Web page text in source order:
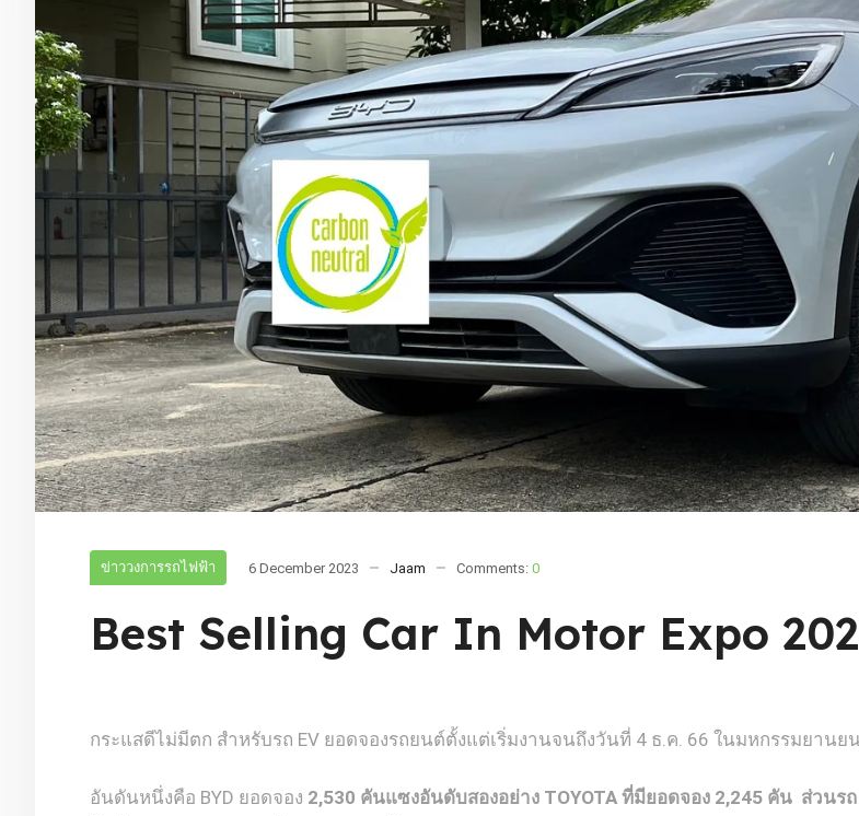
ข่าววงการรถไฟฟ้า 6 December 2023 Jaam Comments: 0
Best Selling Car In Motor Expo
กระแสดีไม่มีตก สำหรับรถ EV ยอดจองรถยนต์ตั้งแต่เริ่มงานจนถึงวันที่ 4 ธ.ค. 66 ในมหกรรมยานย
อันดันหนึ่งคือ BYD ยอดจอง 2,530 คันแซงอันดับสองอย่าง TOYOTA ที่มียอดจอง 2,245 คัน ส่วนรถ